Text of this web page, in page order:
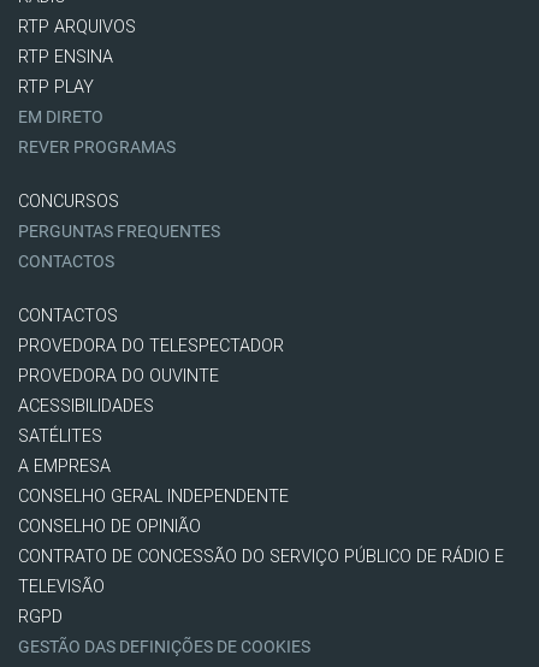
RTP ARQUIVOS
RTP ENSINA
RTP PLAY
EM DIRETO
REVER PROGRAMAS
CONCURSOS
PERGUNTAS FREQUENTES
CONTACTOS
CONTACTOS
PROVEDORA DO TELESPECTADOR
PROVEDORA DO OUVINTE
ACESSIBILIDADES
SATÉLITES
A EMPRESA
CONSELHO GERAL INDEPENDENTE
CONSELHO DE OPINIÃO
CONTRATO DE CONCESSÃO DO SERVIÇO PÚBLICO DE RÁDIO E
TELEVISÃO
RGPD
GESTÃO DAS DEFINIÇÕES DE COOKIES